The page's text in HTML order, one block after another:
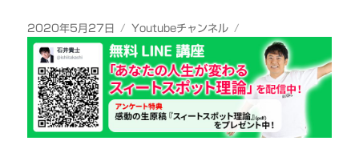
投
稿
2020年5月27日
カ
テ
ゴ
リ
ー
Youtubeチャンネル